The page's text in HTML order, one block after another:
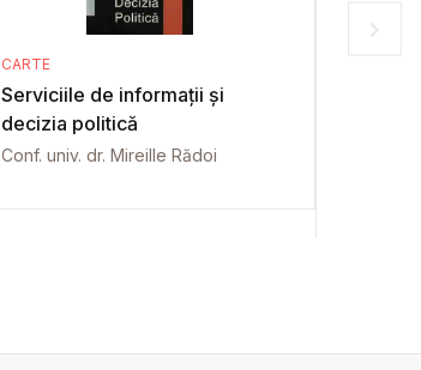
CARTE
Serviciile de informații și
decizia politică
Conf. univ. dr. Mireille Rădoi